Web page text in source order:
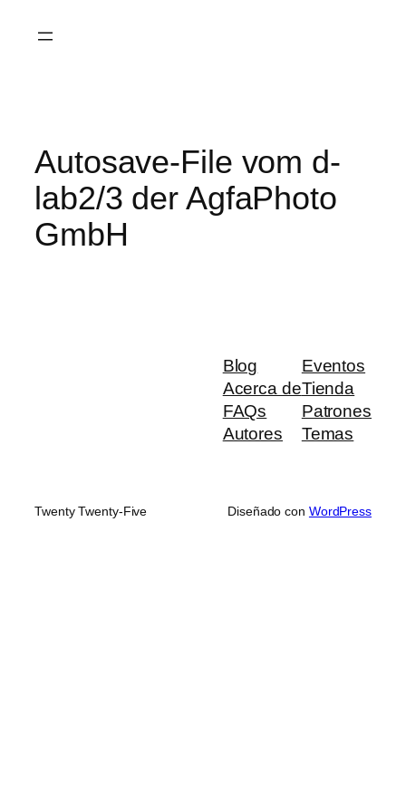
Autosave-File vom d-
lab2/3 der AgfaPhoto
GmbH
Blog
Acerca de
FAQs
Autores
Eventos
Tienda
Patrones
Temas
Twenty Twenty-Five Diseñado con WordPress